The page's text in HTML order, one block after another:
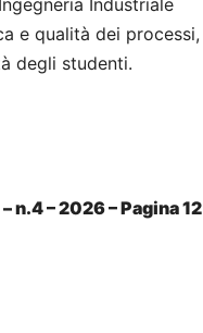
e qualità dei processi,
degli studenti.
n.4 – 2026 – Pagina 12